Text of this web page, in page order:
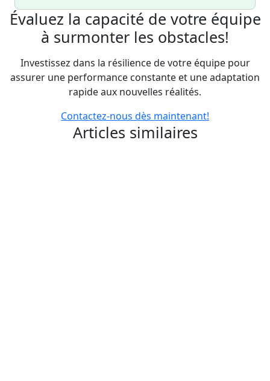
Évaluez la capacité de votre équipe
à surmonter les obstacles!
Investissez dans la résilience de votre équipe pour
assurer une performance constante et une adaptation
rapide aux nouvelles réalités.
Contactez-nous dès maintenant!
Articles similaires